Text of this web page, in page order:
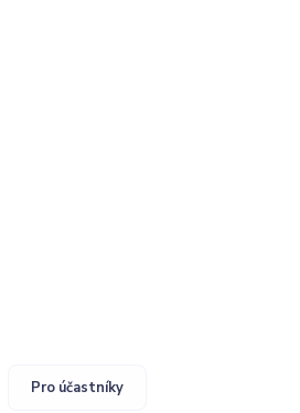
Pro účastníky